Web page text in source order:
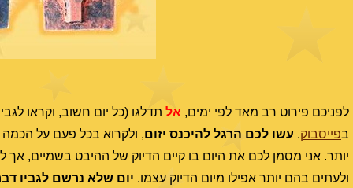
לפניכם פירוט רב מאד לפי ימים, אל תדלגו (כל יום חשוב, וקראו
בפייסבוק. עשו לכם הרגל להיכנס יזום, ולקרוא בכל פעם על
יותר. אני מסמן לכם את היום בו קיים הדיוק של ההיבט בשמיים, אך
ולעתים בהם יותר אפילו מיום הדיוק עצמו. יום שלא נרשם לגביו